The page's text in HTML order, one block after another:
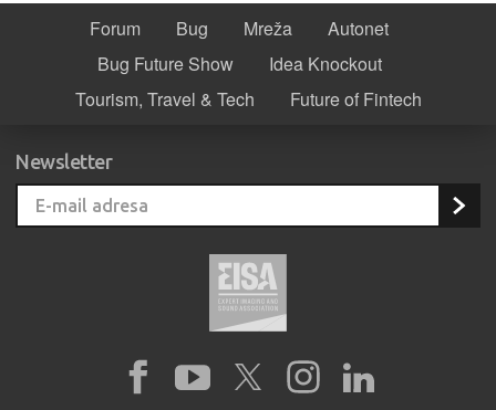
Forum Bug Mreža
Autonet
Bug Future Show
Idea Knockout
Tourism, Travel & Tech
Future of Fintech
Newsletter